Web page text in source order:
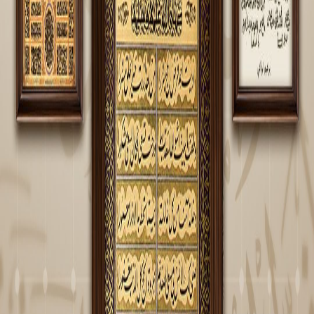
2026-02-09 م 05:00
بناء قدرات، وصقل مهارات، وجهوزية عالية.. كل ذلك يخبرنا به
العميد بدر الدين قصاص والعميد مصطفى بكور ضمن ندوة حوارية
بعنوان التعليم والتطوير المهني في الجيش العربي السوري
الثلاثاء 10 - شباط
6:30 - 7:30 مساءً
القاعة H28
أخبار مشابهة قد تهمك
مهرجان دمشق الدولي للشعر العربي.. احتفاء بالإرث الأدبي
والثقافي
دمشق مدينةٌ ارتبط اسمها بالشعر، وحملت عبر تاريخها إرثاً أدبياً
وثقافياً غنياً، ومع مهرجان دمشق الدولي للشعر العربي، يتجدد اللقاء
بالكلمة، وتلتقي الأصوات الشعرية في احتفاءٍ بالقصيدة وبالحوار